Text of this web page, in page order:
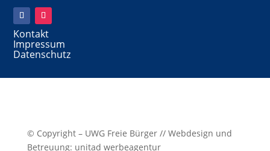
Kontakt
Impressum
Datenschutz
© Copyright – UWG Freie Bürger // Webdesign und
Betreuung: unitad werbeagentur